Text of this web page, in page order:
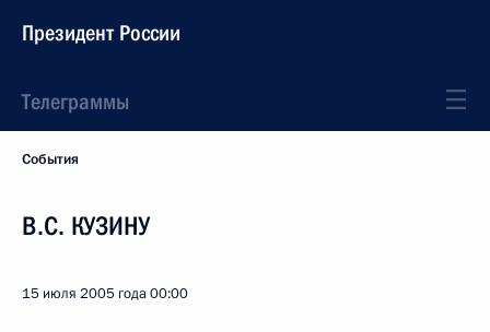
Президент России
Телеграммы
События
B.C. КУЗИНУ
15 июля 2005 года00:00